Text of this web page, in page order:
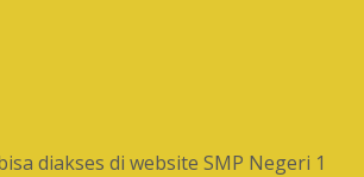
diakses di website SMP Negeri 1